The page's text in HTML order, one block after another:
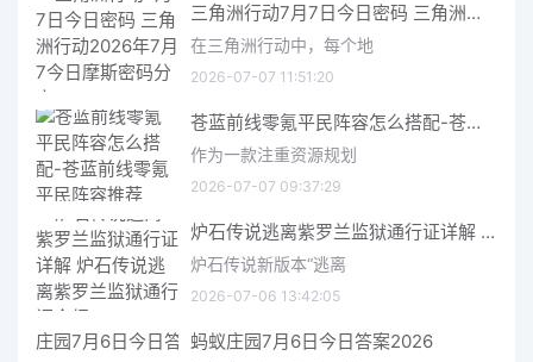
三角洲行动7月7日今日密码 三角洲行动2026年7月7今日摩斯密码分享
在三角洲行动中，每个地
2026-07-07 11:51:20
苍蓝前线零氪平民阵容怎么搭配-苍蓝前线零氪平民阵容推荐
作为一款注重资源规划
2026-07-07 09:37:29
炉石传说逃离紫罗兰监狱通行证详解 炉石传说逃离紫罗兰监狱通行证介绍
炉石传说新版本“逃离
2026-07-06 13:42:05
蚂蚁庄园7月6日今日答案2026